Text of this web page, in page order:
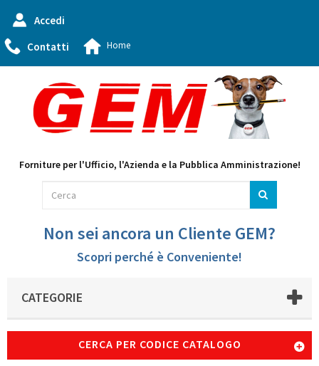
Accedi
Contatti
Home
Forniture per l'Ufficio, l'Azienda e la Pubblica Amministrazione!
Non sei ancora un Cliente GEM?
Scopri perché è Conveniente!
CATEGORIE
CERCA PER CODICE CATALOGO